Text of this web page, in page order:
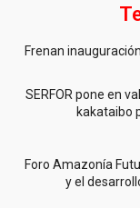
Frenan
SERFOR pone en
kakataibo
Foro Amazonía
y el